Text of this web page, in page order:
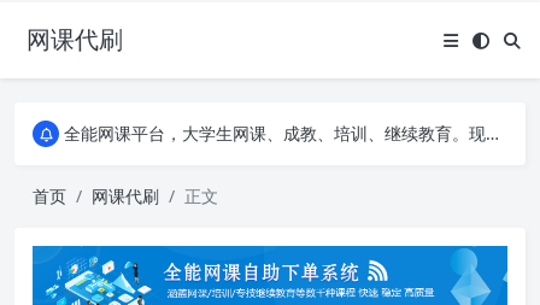
网课代刷
AI论文写作平台，根据真实文献内容生成论文
全能网课平台，大学生网课、成教、培训、继续教育。现已接入代刷代考项目3000+
全能网课平台，大学生网课、成教、培训、继续教育。现已接入代刷代考项目3000+
首页 网课代刷 正文